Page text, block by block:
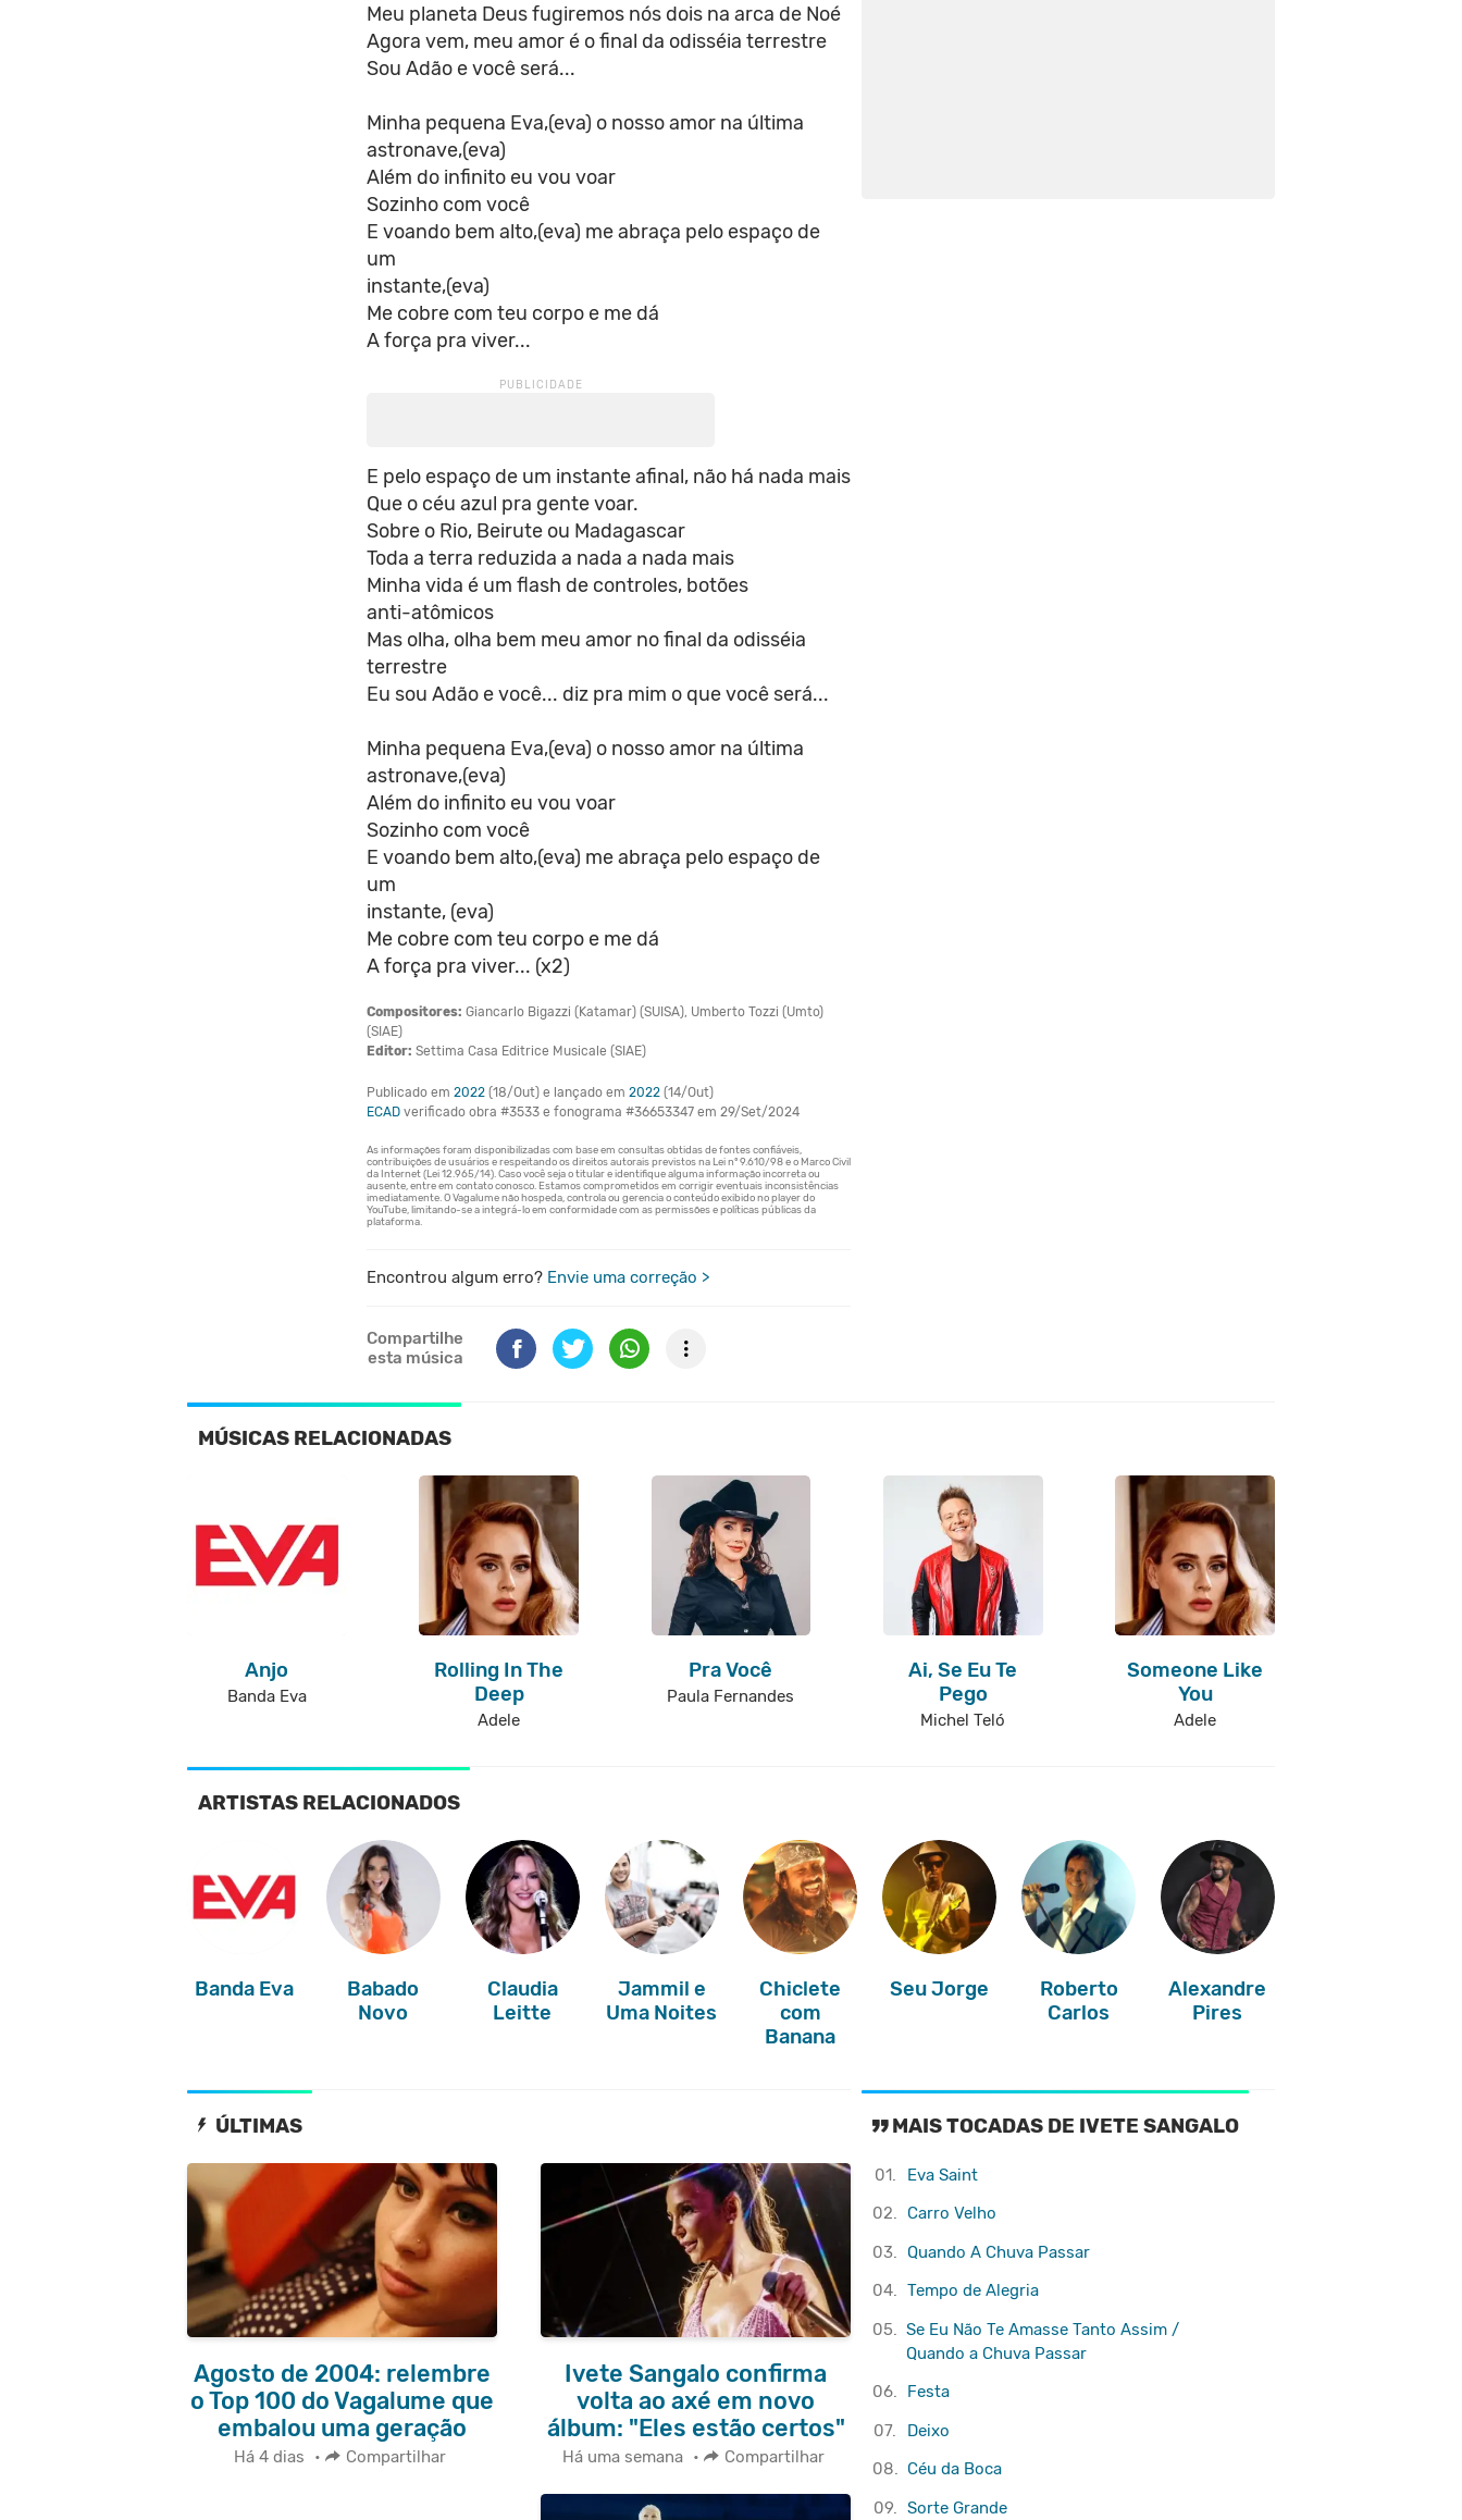
Meu planeta Deus fugiremos nós dois na arca de Noé
Agora vem, meu amor é o final da odisséia terrestre
Sou Adão e você será...
Minha pequena Eva,(eva) o nosso amor na última
astronave,(eva)
Além do infinito eu vou voar
Sozinho com você
E voando bem alto,(eva) me abraça pelo espaço de
um
instante,(eva)
Me cobre com teu corpo e me dá
A força pra viver...
E pelo espaço de um instante afinal, não há nada mais
Que o céu azul pra gente voar.
Sobre o Rio, Beirute ou Madagascar
Toda a terra reduzida a nada a nada mais
Minha vida é um flash de controles, botões
anti-atômicos
Mas olha, olha bem meu amor no final da odisséia
terrestre
Eu sou Adão e você... diz pra mim o que você será...
Minha pequena Eva,(eva) o nosso amor na última
astronave,(eva)
Além do infinito eu vou voar
Sozinho com você
E voando bem alto,(eva) me abraça pelo espaço de
um
instante, (eva)
Me cobre com teu corpo e me dá
A força pra viver... (x2)
Compositores: Giancarlo Bigazzi (Katamar) (SUISA), Umberto Tozzi (Umto)
(SIAE)
Editor: Settima Casa Editrice Musicale (SIAE)
Publicado em 2022 (18/Out) e lançado em 2022 (14/Out)
ECAD verificado obra #3533 e fonograma #36653347 em 29/Set/2024
Encontrou algum erro? Envie uma correção >
Compartilhe
esta música
MÚSICAS RELACIONADAS
Anjo
Banda Eva
Rolling In The
Deep
Adele
Pra Você
Paula Fernandes
Ai, Se Eu Te
Pego
Michel Teló
Someone Like
You
Adele
ARTISTAS RELACIONADOS
Banda Eva
Babado
Novo
Claudia
Leitte
Jammil e
Uma Noites
Chiclete
com
Banana
Seu Jorge
Roberto
Carlos
Alexandre
Pires
ÚLTIMAS
Agosto de 2004: relembre
o Top 100 do Vagalume que
embalou uma geração
Há 4 dias • Compartilhar
Ivete Sangalo confirma
volta ao axé em novo
álbum: "Eles estão certos"
Há uma semana • Compartilhar
MAIS TOCADAS DE IVETE SANGALO
01. Eva Saint
02. Carro Velho
03.
Quando A Chuva Passar
04. Tempo de Alegria
05. Se Eu Não Te Amasse Tanto Assim /
Quando a Chuva Passar
06.
Festa
07.
Deixo
08. Céu da Boca
09. Sorte Grande